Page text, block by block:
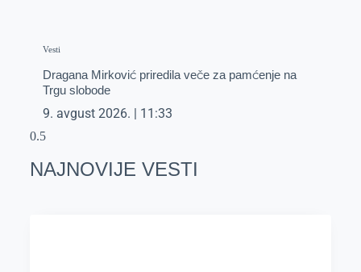
Vesti
Dragana Mirković priredila veče za pamćenje na
Trgu slobode
9. avgust 2026. 11:33
NAJNOVIJE VESTI